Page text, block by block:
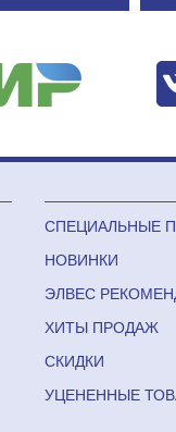
СПЕЦИАЛЬНЫЕ
НОВИНКИ
ЭЛВЕС
ХИТЫ ПРОДАЖ
СКИДКИ
УЦЕНЕННЫЕ